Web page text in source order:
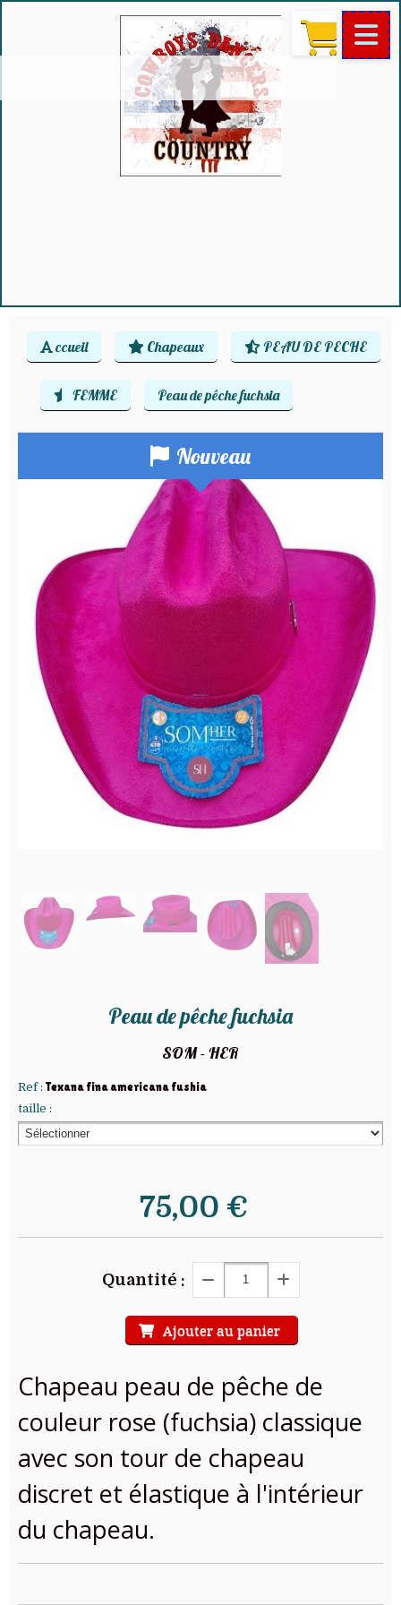
ccueil Chapeaux PEAU DE PECHE
FEMME Peau de pêche fuchsia
Nouveau
Peau de pêche fuchsia
SOM - HER
Ref : Texana fina americana fushia
taille :
75,00 €
Quantité :
Ajouter au panier
Chapeau peau de pêche de
couleur rose (fuchsia) classique
avec son tour de chapeau
discret et élastique à l'intérieur
du chapeau.